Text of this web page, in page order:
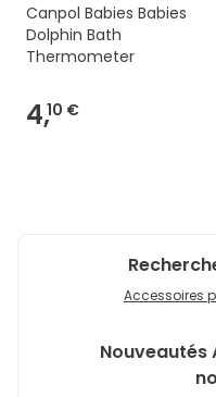
Canpol Babies Babies
Dolphin Bath
Thermometer
4,10 €
Accessoires
Nouveautés